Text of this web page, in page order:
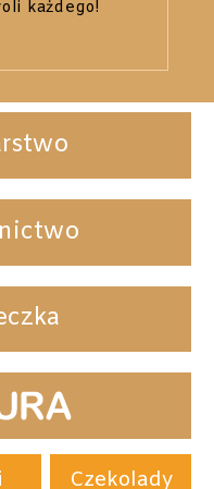
każdego!
Czekolady